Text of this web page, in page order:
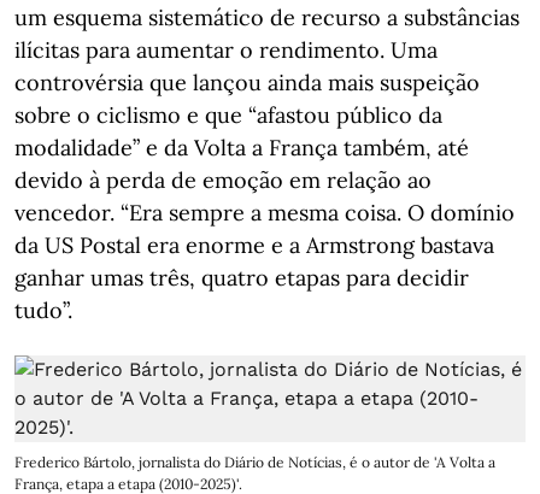
um esquema sistemático de recurso a substâncias
ilícitas para aumentar o rendimento. Uma
controvérsia que lançou ainda mais suspeição
sobre o ciclismo e que “afastou público da
modalidade” e da Volta a França também, até
devido à perda de emoção em relação ao
vencedor. “Era sempre a mesma coisa. O domínio
da US Postal era enorme e a Armstrong bastava
ganhar umas três, quatro etapas para decidir
tudo”.
Frederico Bártolo, jornalista do Diário de Notícias, é o autor de 'A Volta a
França, etapa a etapa (2010-2025)'.